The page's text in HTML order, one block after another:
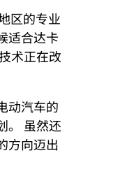
区的专业
合达卡
术正在改
动汽车的
虽然还
方向迈出